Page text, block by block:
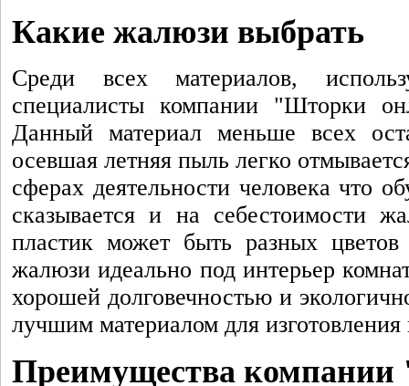
Какие жалюзи выбрать
Среди всех материалов,
специалисты компании "Шторки
Данный материал меньше всех
осевшая летняя пыль легко
сферах деятельности человека что
сказывается и на себестоимости
пластик может быть разных цветов
жалюзи идеально под интерьер
хорошей долговечностью и
лучшим материалом для
Преимущества